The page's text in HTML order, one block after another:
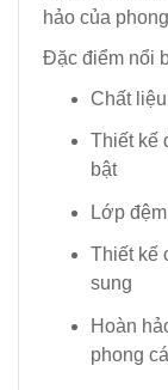
hảo của
Đặc điểm nổi
Chất
Thiết kế
bật
Lớp
Thiết kế
sung
Hoàn
phong